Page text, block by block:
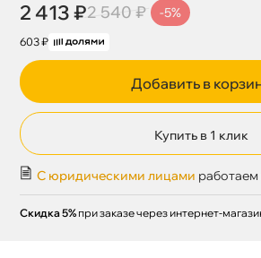
2 413 ₽2 540 ₽ -5%
603 ₽
Добавить в
Купить в 1 клик
С юридическими лицами работаем
Скидка 5% при заказе через интернет-